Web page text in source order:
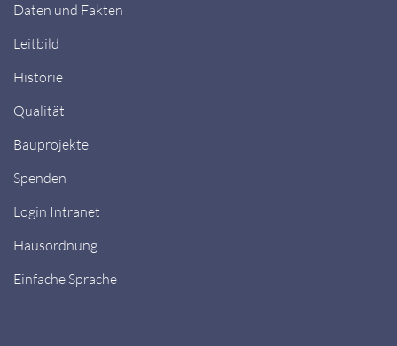
Daten und Fakten
Leitbild
Historie
Qualität
Bauprojekte
Spenden
Login Intranet
Hausordnung
Einfache Sprache